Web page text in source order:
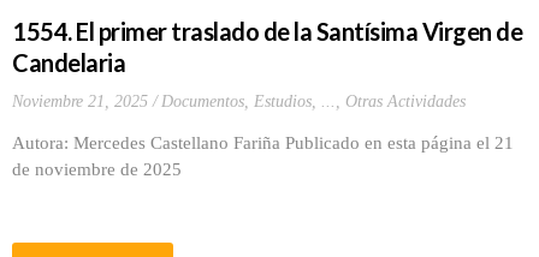
1554. El primer traslado de la Santísima Virgen de
Candelaria
Noviembre 21, 2025 Documentos, Estudios, ... , Otras Actividades
Autora: Mercedes Castellano Fariña Publicado en esta página el 21
de noviembre de 2025